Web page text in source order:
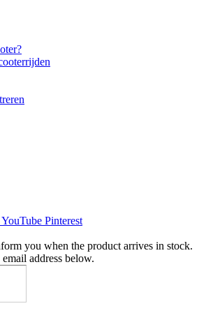
YouTube Pinterest
you when the product arrives in stock.
address below.